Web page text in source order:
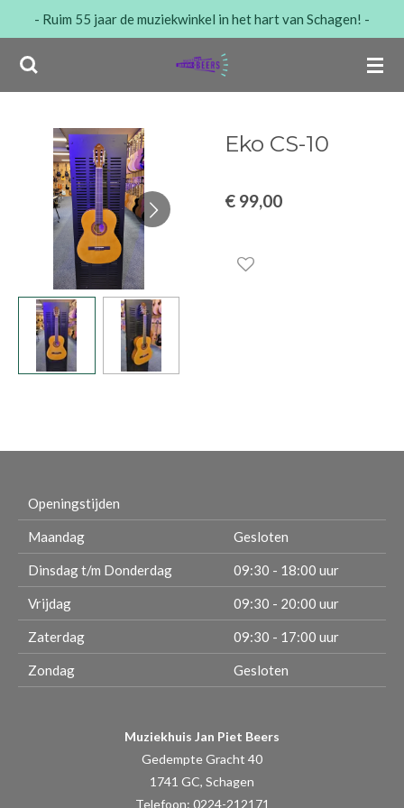
naar
de
- Ruim 55 jaar de muziekwinkel in het hart van Schagen! -
Eko CS-10
€ 99,00
Openingstijden
Maandag Gesloten
Dinsdag t/m Donderdag 09:30 - 18:00 uur
Vrijdag 09:30 - 20:00 uur
Zaterdag 09:30 - 17:00 uur
Zondag Gesloten
Muziekhuis Jan Piet Beers
Gedempte Gracht 40
1741 GC, Schagen
Telefoon: 0224-212171